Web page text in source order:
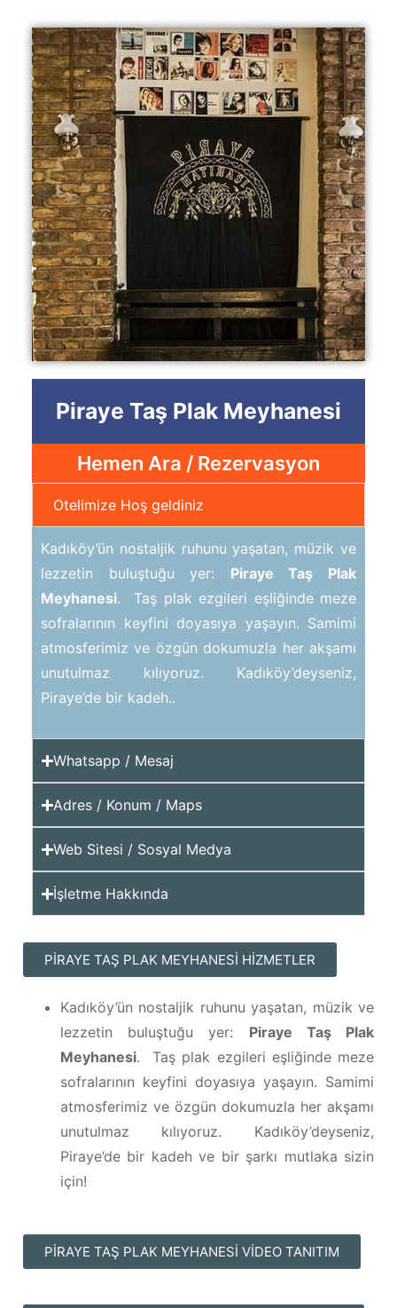
Piraye Taş Plak Meyhanesi
Hemen Ara / Rezervasyon
Otelimize Hoş geldiniz
Kadıköy’ün nostaljik ruhunu yaşatan, müzik ve
lezzetin buluştuğu yer: Piraye Taş Plak
Meyhanesi. Taş plak ezgileri eşliğinde meze
sofralarının keyfini doyasıya yaşayın. Samimi
atmosferimiz ve özgün dokumuzla her akşamı
unutulmaz kılıyoruz. Kadıköy’deyseniz,
Piraye’de bir kadeh..
Whatsapp / Mesaj
Adres / Konum / Maps
Web Sitesi / Sosyal Medya
İşletme Hakkında
PIRAYE TAŞ PLAK MEYHANESI HİZMETLER
Kadıköy’ün nostaljik ruhunu yaşatan, müzik ve
lezzetin buluştuğu yer: Piraye Taş Plak
Meyhanesi. Taş plak ezgileri eşliğinde meze
sofralarının keyfini doyasıya yaşayın. Samimi
atmosferimiz ve özgün dokumuzla her akşamı
unutulmaz kılıyoruz. Kadıköy’deyseniz,
Piraye’de bir kadeh ve bir şarkı mutlaka sizin
için!
PIRAYE TAŞ PLAK MEYHANESI VIDEO TANITIM